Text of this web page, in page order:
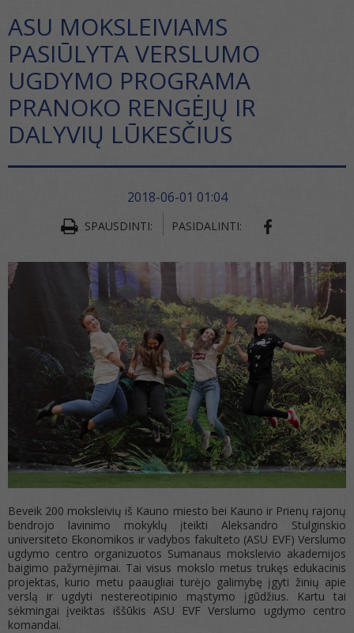
ASU MOKSLEIVIAMS
PASIŪLYTA VERSLUMO
UGDYMO PROGRAMA
PRANOKO RENGĖJŲ IR
DALYVIŲ LŪKESČIUS
2018-06-01 01:04
SPAUSDINTI: PASIDALINTI:
Beveik 200 moksleivių iš Kauno miesto bei Kauno ir Prienų rajonų
bendrojo lavinimo mokyklų įteikti Aleksandro Stulginskio
universiteto Ekonomikos ir vadybos fakulteto (ASU EVF) Verslumo
ugdymo centro organizuotos Sumanaus moksleivio akademijos
baigimo pažymėjimai. Tai visus mokslo metus trukęs edukacinis
projektas, kurio metu paaugliai turėjo galimybę įgyti žinių apie
verslą ir ugdyti nestereotipinio mąstymo įgūdžius. Kartu tai
sėkmingai įveiktas iššūkis ASU EVF Verslumo ugdymo centro
komandai.